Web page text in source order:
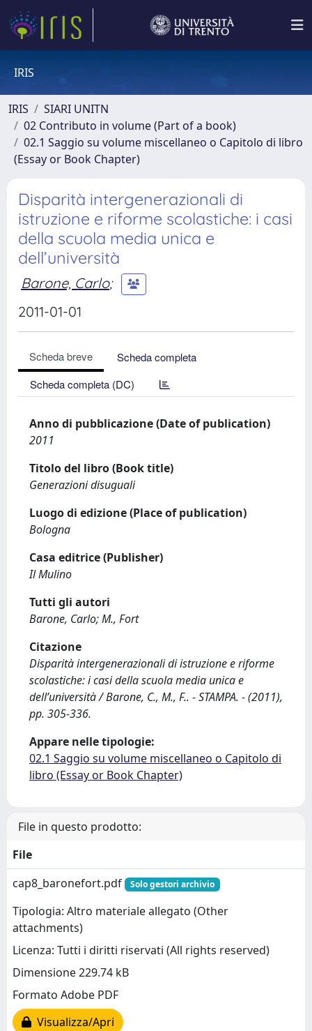
IRIS
IRIS
SIARI UNITN
02 Contributo in volume (Part of a book)
02.1 Saggio su volume miscellaneo o Capitolo di libro
(Essay or Book Chapter)
Disparità intergenerazionali di
istruzione e riforme scolastiche: i casi
della scuola media unica e
dell’università
Barone, Carlo;
2011-01-01
Scheda breve
Scheda completa
Scheda completa (DC)
Anno di pubblicazione (Date of publication)
2011
Titolo del libro (Book title)
Generazioni disuguali
Luogo di edizione (Place of publication)
Bologna
Casa editrice (Publisher)
Il Mulino
Tutti gli autori
Barone, Carlo; M., Fort
Citazione
Disparità intergenerazionali di istruzione e riforme
scolastiche: i casi della scuola media unica e
dell’università / Barone, C., M., F.. - STAMPA. - (2011),
pp. 305-336.
Appare nelle tipologie:
02.1 Saggio su volume miscellaneo o Capitolo di
libro (Essay or Book Chapter)
File in questo prodotto:
File
cap8_baronefort.pdf
Solo gestori archivio
Tipologia: Altro materiale allegato (Other
attachments)
Licenza: Tutti i diritti riservati (All rights reserved)
Dimensione 229.74 kB
Formato Adobe PDF
Visualizza/Apri